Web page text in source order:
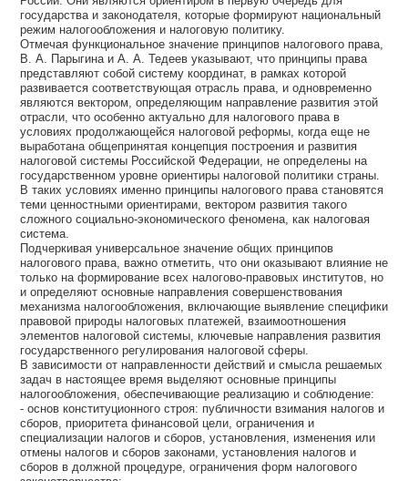
государства и законодателя, которые формируют национальный
режим налогообложения и налоговую политику.
Отмечая функциональное значение принципов налогового права,
В. А. Парыгина и А. А. Тедеев указывают, что принципы права
представляют собой систему координат, в рамках которой
развивается соответствующая отрасль права, и одновременно
являются вектором, определяющим направление развития этой
отрасли, что особенно актуально для налогового права в
условиях продолжающейся налоговой реформы, когда еще не
выработана общепринятая концепция построения и развития
налоговой системы Российской Федерации, не определены на
государственном уровне ориентиры налоговой политики страны.
В таких условиях именно принципы налогового права становятся
теми ценностными ориентирами, вектором развития такого
сложного социально-экономического феномена, как налоговая
система.
Подчеркивая универсальное значение общих принципов
налогового права, важно отметить, что они оказывают влияние не
только на формирование всех налогово-правовых институтов, но
и определяют основные направления совершенствования
механизма налогообложения, включающие выявление специфики
правовой природы налоговых платежей, взаимоотношения
элементов налоговой системы, ключевые направления развития
государственного регулирования налоговой сферы.
В зависимости от направленности действий и смысла решаемых
задач в настоящее время выделяют основные принципы
налогообложения, обеспечивающие реализацию и соблюдение:
- основ конституционного строя: публичности взимания налогов и
сборов, приоритета финансовой цели, ограничения и
специализации налогов и сборов, установления, изменения или
отмены налогов и сборов законами, установления налогов и
сборов в должной процедуре, ограничения форм налогового